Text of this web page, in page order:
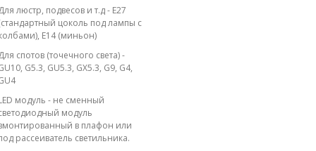
люстр, подвесов и т.д - E27
цоколь под лампы с
E14 (миньон)
спотов (точечного света) -
G5.3, GU5.3, GX5.3, G9, G4,
модуль - не сменный
модуль
в плафон или
рассеиватель светильника.